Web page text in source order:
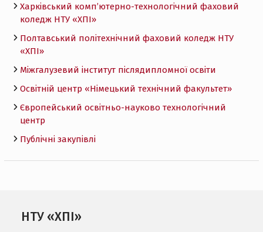
Харківський комп’ютерно-технологічний фаховий
коледж НТУ «ХПI»
Полтавський політехнічний фаховий коледж НТУ
«ХПI»
Міжгалузевий інститут післядипломної освіти
Освітній центр «Німецький технічний факультет»
Європейський освітньо-науково технологічний
центр
Публічні закупівлі
НТУ «ХПІ»